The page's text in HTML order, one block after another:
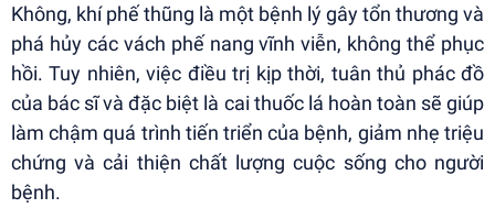
Không, khí phế thũng là một bệnh lý gây tổn thương và
phá hủy các vách phế nang vĩnh viễn, không thể phục
hồi. Tuy nhiên, việc điều trị kịp thời, tuân thủ phác đồ
của bác sĩ và đặc biệt là cai thuốc lá hoàn toàn sẽ giúp
làm chậm quá trình tiến triển của bệnh, giảm nhẹ triệu
chứng và cải thiện chất lượng cuộc sống cho người
bệnh.